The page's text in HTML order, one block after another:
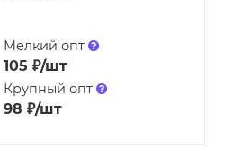
Мелкий опт
105 ₽/шт
Крупный опт
98 ₽/шт